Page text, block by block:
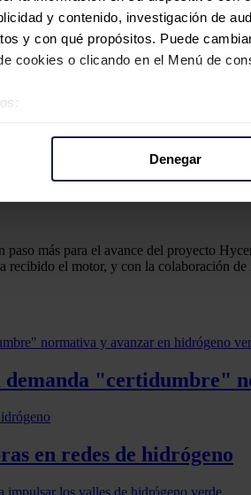
y contenido, investigación de
y con qué propósitos. Puede
cookies o clicando en el Menú de
información sobre el uso
Denegar
En este sentido, ha hecho énfasis
de combustión interna, que la
interna de hidrógeno verde tendrán
Ponfeblino. CIUDEN utilizará
que, en la actualidad, operan en la
que pueda suponer un elemento
más para el avance del proyecto
recibido el motor, y con la
"certidumbre"
en redes de hidrógeno